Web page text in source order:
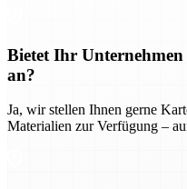
Bietet Ihr
an?
Ja, wir stellen Ihnen gerne
Materialien zur Verfügung –